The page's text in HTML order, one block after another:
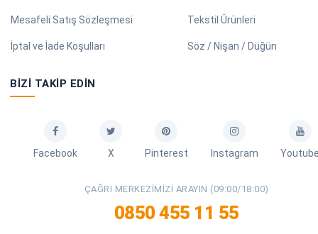
Mesafeli Satış Sözleşmesi
İptal ve İade Koşulları
Tekstil Ürünleri
Söz / Nişan / Düğün
BIZI TAKIP EDIN
Facebook X Pinterest Instagram
ÇAĞRI MERKEZIMIZI ARAYIN (09:00/18:00)
0850 455 11 55